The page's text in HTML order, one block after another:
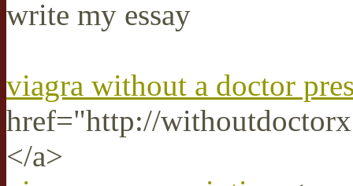
write my essay
viagra without a doctor
href="http://
</a>